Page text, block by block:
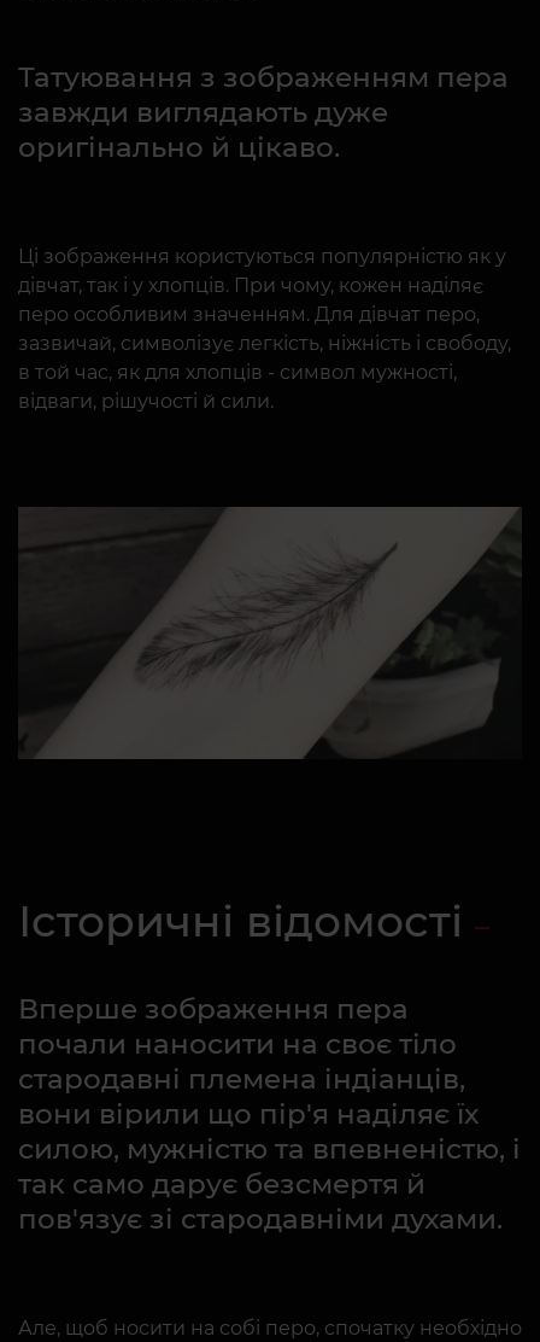
Татуювання з зображенням пера
завжди виглядають дуже
оригінально й цікаво.
Ці зображення користуються популярністю як у
дівчат, так і у хлопців. При чому, кожен наділяє
перо особливим значенням. Для дівчат перо,
зазвичай, символізує легкість, ніжність і свободу,
в той час, як для хлопців - символ мужності,
відваги, рішучості й сили.
Історичні відомості
Вперше зображення пера
почали наносити на своє тіло
стародавні племена індіанців,
вони вірили що пір'я наділяє їх
силою, мужністю та впевненістю, і
так само дарує безсмертя й
пов'язує зі стародавніми духами.
Але, щоб носити на собі перо, спочатку необхідно